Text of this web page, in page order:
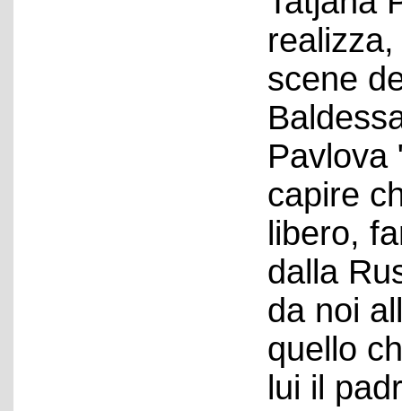
scene
Pavlova
capire
libero,
dalla
da noi
quello
lui il